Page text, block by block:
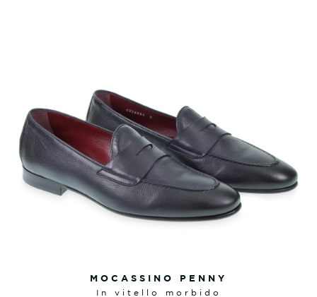
MOCASSINO PENNY
in vitello morbido